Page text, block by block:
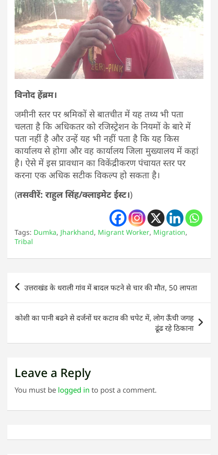
विनोद हेंब्रम।
जमीनी स्तर पर श्रमिकों से बातचीत में यह तथ्य भी पता
चलता है कि अधिकतर को रजिस्ट्रेशन के नियमों के बारे में
पता नहीं है और उन्हें यह भी नहीं पता है कि यह किस
कार्यालय से होगा और वह कार्यालय जिला मुख्यालय में कहां
है। ऐसे में इस प्रावधान का विकेंद्रीकरण पंचायत स्तर पर
करना एक अधिक सटीक विकल्प हो सकता है।
(तसवीरें: राहुल सिंह/क्लाइमेट ईस्ट।)
Tags: Dumka, Jharkhand, Migrant Worker, Migration,
Tribal
Post
navigation
उत्तराखंड के धराली गांव में बादल फटने से चार की मौत, 50 लापता
कोशी का पानी बढने से दर्जनों घर कटाव की चपेट में, लोग ऊँची जगह
ढूंढ रहे ठिकाना
Leave a Reply
You must be logged in to post a comment.